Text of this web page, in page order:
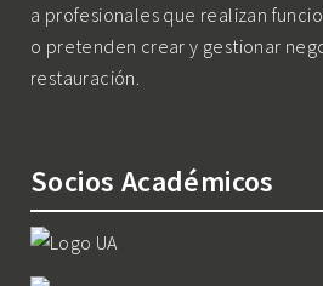
a profesionales que realizan
o pretenden crear y gestionar
restauración.
Socios Académicos